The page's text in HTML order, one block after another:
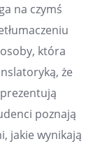
na czymś
która
że
poznają
jakie wynikają